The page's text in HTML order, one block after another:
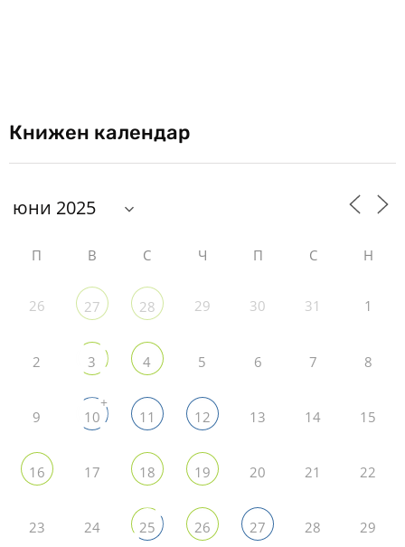
Книжен календар
П В С Ч П С Н
26 27 28 29 30 31 1
2 3 4 5 6 7 8
9 10
+
11 12 13 14 15
16 17 18 19 20 21 22
23 24 25 26 27 28 29